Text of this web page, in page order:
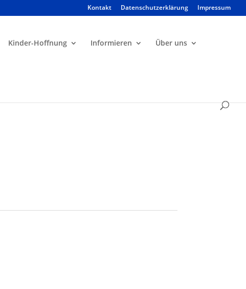
Kontakt Datenschutzerklärung Impressum
Kinder-Hoffnung Informieren Über uns
Products